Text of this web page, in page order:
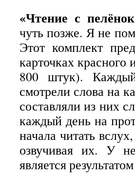
«Чтение с пелёнок
чуть позже. Я не
Этот комплект
карточках красного
800 штук).
смотрели слова на
составляли из них
каждый день на
начала читать
озвучивая их. У
является